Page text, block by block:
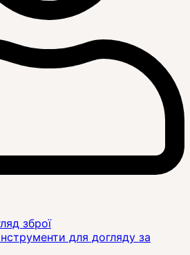
зброї
для догляду за